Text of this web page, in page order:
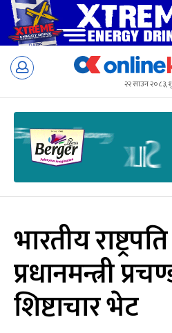
Skip
२२ साउन २०८३,
भारतीय
प्रधानमन्त्री
शिष्टाचार भेट